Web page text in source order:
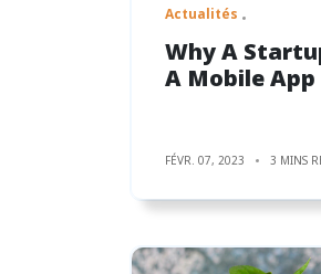
Actualités
Why A
A Mobile App
FÉVR. 07, 2023 3 MINS